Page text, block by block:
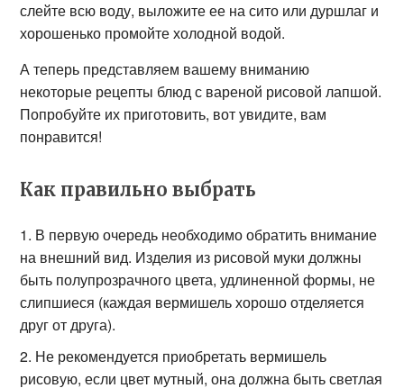
слейте всю воду, выложите ее на сито или дуршлаг и
хорошенько промойте холодной водой.
А теперь представляем вашему вниманию
некоторые рецепты блюд с вареной рисовой лапшой.
Попробуйте их приготовить, вот увидите, вам
понравится!
Как правильно выбрать
В первую очередь необходимо обратить внимание
на внешний вид. Изделия из рисовой муки должны
быть полупрозрачного цвета, удлиненной формы, не
слипшиеся (каждая вермишель хорошо отделяется
друг от друга).
Не рекомендуется приобретать вермишель
рисовую, если цвет мутный, она должна быть светлая